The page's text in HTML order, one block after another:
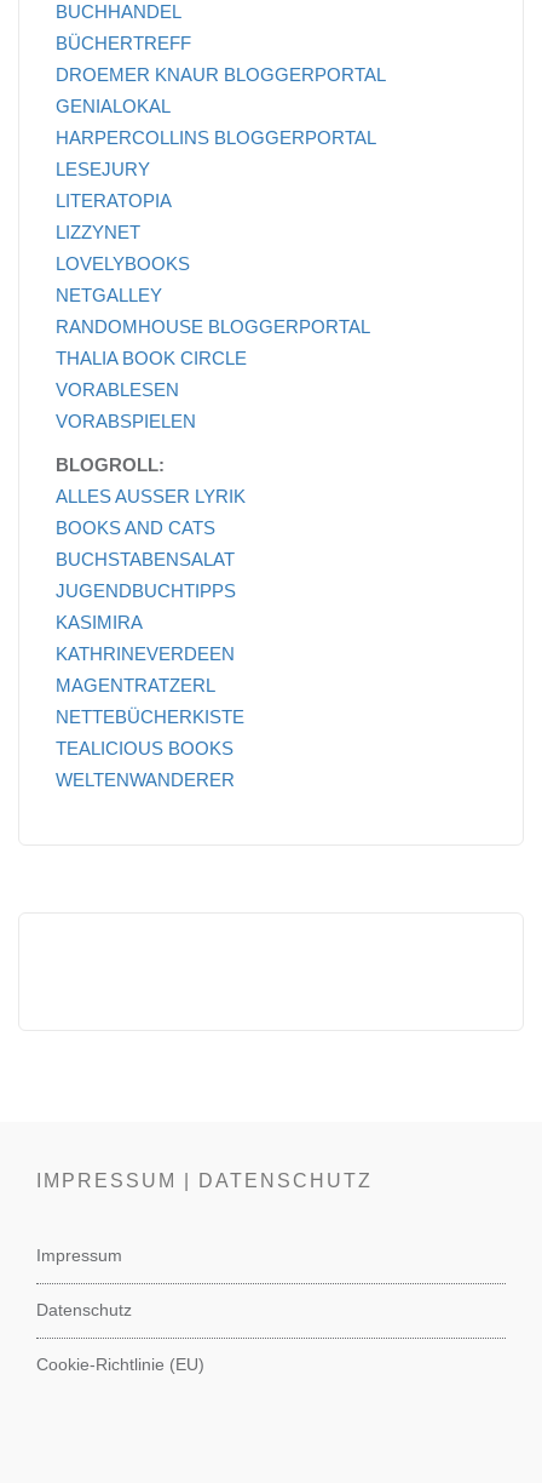
BUCHHANDEL
BÜCHERTREFF
DROEMER KNAUR BLOGGERPORTAL
GENIALOKAL
HARPERCOLLINS BLOGGERPORTAL
LESEJURY
LITERATOPIA
LIZZYNET
LOVELYBOOKS
NETGALLEY
RANDOMHOUSE BLOGGERPORTAL
THALIA BOOK CIRCLE
VORABLESEN
VORABSPIELEN
BLOGROLL:
ALLES AUSSER LYRIK
BOOKS AND CATS
BUCHSTABENSALAT
JUGENDBUCHTIPPS
KASIMIRA
KATHRINEVERDEEN
MAGENTRATZERL
NETTEBÜCHERKISTE
TEALICIOUS BOOKS
WELTENWANDERER
IMPRESSUM | DATENSCHUTZ
Impressum
Datenschutz
Cookie-Richtlinie (EU)